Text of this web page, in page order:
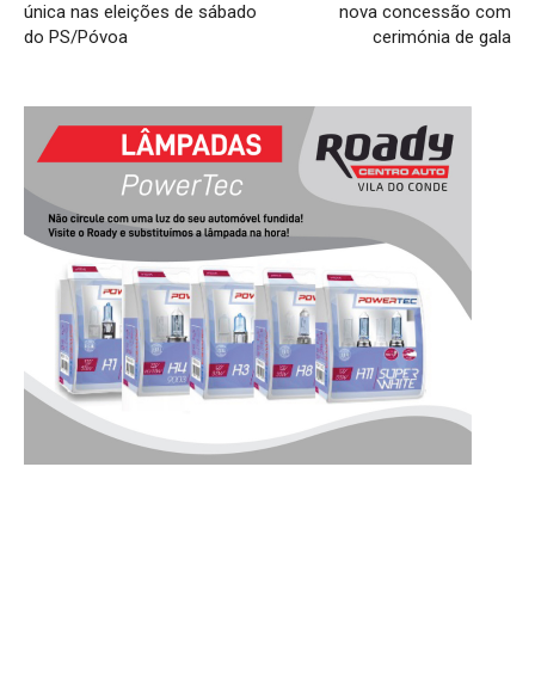
única nas eleições de sábado
do PS/Póvoa
nova concessão com
cerimónia de gala